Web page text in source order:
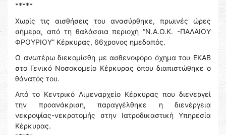
*****
Χωρίς τις αισθήσεις του ανασύρθηκε, πρωινές ώρες
σήμερα, από τη θαλάσσια περιοχή “Ν.Α.Ο.Κ. -ΠΑΛΑΙΟΥ
ΦΡΟΥΡΙΟΥ” Κέρκυρας, 66χρονος ημεδαπός.
Ο ανωτέρω διεκομίσθη με ασθενοφόρο όχημα του ΕΚΑΒ
στο Γενικό Νοσοκομείο Κέρκυρας όπου διαπιστώθηκε ο
θάνατός του.
Από το Κεντρικό Λιμεναρχείο Κέρκυρας που διενεργεί
την προανάκριση, παραγγέλθηκε η διενέργεια
νεκροψίας-νεκροτομής στην Ιατροδικαστική Υπηρεσία
Κέρκυρας.